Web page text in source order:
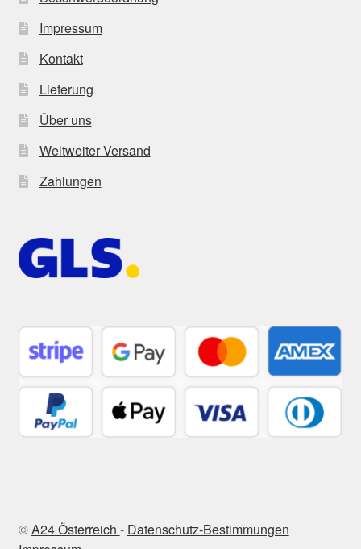
Impressum
Kontakt
Lieferung
Über uns
Weltweiter Versand
Zahlungen
©A24 Österreich - Datenschutz-Bestimmungen